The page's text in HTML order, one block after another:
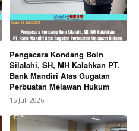
Pengacara Kondang Boin
Silalahi, SH, MH Kalahkan PT.
Bank Mandiri Atas Gugatan
Perbuatan Melawan Hukum
15 Juli 2026